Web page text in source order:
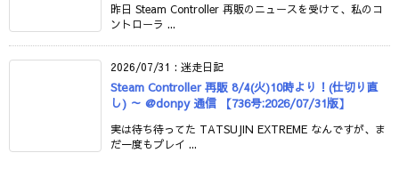
昨日 Steam Controller 再販のニュースを受けて、私のコ
ントローラ ...
2026/07/31 : 迷走日記
Steam Controller 再販 8/4(火)10時より！(仕切り直
し) ～ @donpy 通信 【736号:2026/07/31版】
実は待ち待ってた TATSUJIN EXTREME なんですが、ま
だ一度もプレイ ...